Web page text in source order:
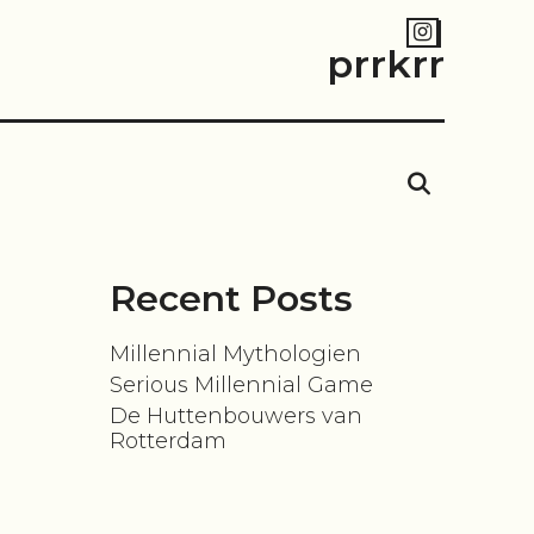
prrkrr
Recent Posts
Millennial Mythologien
Serious Millennial Game
De Huttenbouwers van
Rotterdam